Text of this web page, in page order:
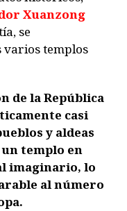
Xuanzong
se
templos
de la República
casi
y aldeas
templo en
imaginario, lo
al número